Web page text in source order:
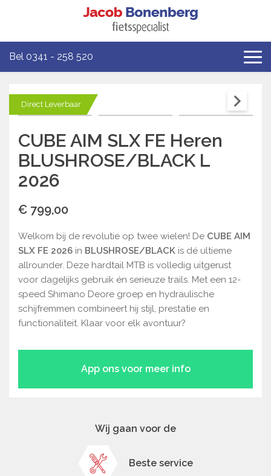
Bel 0341 - 258 520
CUBE AIM SLX FE Heren
BLUSHROSE/BLACK L
2026
€ 799,00
Welkom bij de revolutie op twee wielen! De CUBE AIM
SLX FE 2026 in BLUSHROSE/BLACK is dé ultieme
allrounder. Deze hardtail MTB is volledig uitgerust
voor dagelijks gebruik én serieuze trails. Met een 12-
speed Shimano Deore groep en hydraulische
schijfremmen combineert hij stijl, prestatie en
functionaliteit. Klaar voor elk avontuur?
App ons voor meer info
Direct Leverbaar
Wij gaan voor de
Beste service